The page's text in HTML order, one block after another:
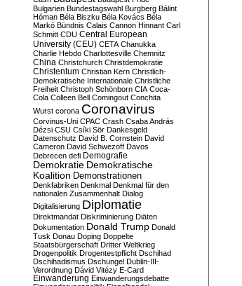
Bulgarien Bundestagswahl Burgberg Bálint
Hóman Béla Biszku Béla Kovács Béla
Markó Bündnis Calais Cannon Hinnant Carl
Schmitt CDU Central European
University (CEU) CETA Chanukka
Charlie Hebdo Charlottesville Chemnitz
China Christchurch Christdemokratie
Christentum Christian Kern Christlich-
Demokratische Internationale Christliche
Freiheit Christoph Schönborn CIA Coca-
Cola Colleen Bell Comingout Conchita
Wurst corona Coronavirus
Corvinus-Uni CPAC Crash Csaba András
Dézsi CSU Csíki Sör Dankesgeld
Datenschutz David B. Cornstein David
Cameron David Schwezoff Davos
Debrecen defi Demografie
Demokratie Demokratische
Koalition Demonstrationen
Denkfabriken Denkmal Denkmal für den
nationalen Zusammenhalt Dialog
Digitalisierung Diplomatie
Direktmandat Diskriminierung Diäten
Dokumentation Donald Trump Donald
Tusk Donau Doping Doppelte
Staatsbürgerschaft Dritter Weltkrieg
Drogenpolitik Drogentestpflicht Dschihad
Dschihadismus Dschungel Dublin-III-
Verordnung Dávid Vitézy E-Card
Einwanderung Einwanderungsdebatte